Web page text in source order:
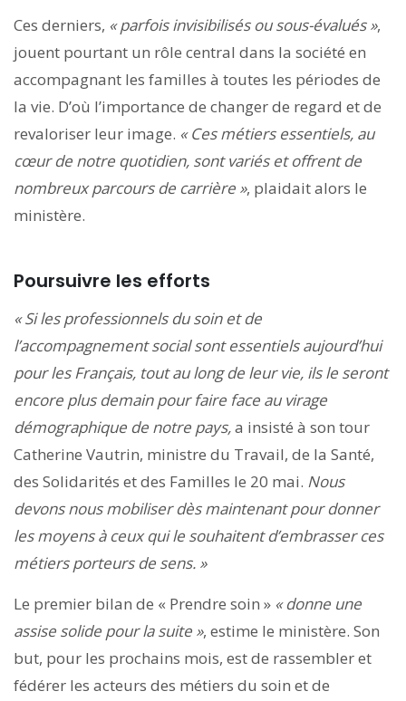
Ces derniers, « parfois invisibilisés ou sous-évalués »,
jouent pourtant un rôle central dans la société en
accompagnant les familles à toutes les périodes de
la vie. D’où l’importance de changer de regard et de
revaloriser leur image. « Ces métiers essentiels, au
cœur de notre quotidien, sont variés et offrent de
nombreux parcours de carrière », plaidait alors le
ministère.
Poursuivre les efforts
« Si les professionnels du soin et de
l’accompagnement social sont essentiels aujourd’hui
pour les Français, tout au long de leur vie, ils le seront
encore plus demain pour faire face au virage
démographique de notre pays,a insisté à son tour
Catherine Vautrin, ministre du Travail, de la Santé,
des Solidarités et des Familles le 20 mai. Nous
devons nous mobiliser dès maintenant pour donner
les moyens à ceux qui le souhaitent d’embrasser ces
métiers porteurs de sens. »
Le premier bilan de « Prendre soin » « donne une
assise solide pour la suite », estime le ministère. Son
but, pour les prochains mois, est de rassembler et
fédérer les acteurs des métiers du soin et de